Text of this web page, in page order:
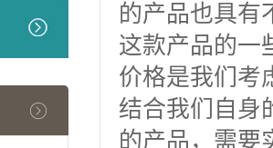
的产品也具有
这款产品的一
价格是我们考
结合我们自身
的产品，需要